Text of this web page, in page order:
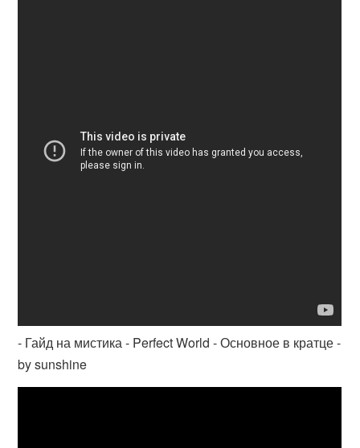
- Гайд на мистика - Perfect World - Основное в кратце -
by sunshine